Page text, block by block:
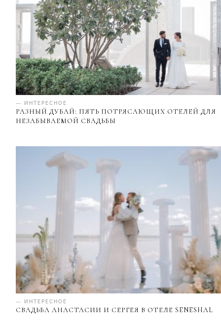
— ИНТЕРЕСНОЕ
РАЗНЫЙ ДУБАЙ: ПЯТЬ ПОТРЯСАЮЩИХ ОТЕЛЕЙ ДЛЯ
НЕЗАБЫВАЕМОЙ СВАДЬБЫ
— ИНТЕРЕСНОЕ
СВАДЬБА АНАСТАСИИ И СЕРГЕЯ В ОТЕЛЕ SENESHAL